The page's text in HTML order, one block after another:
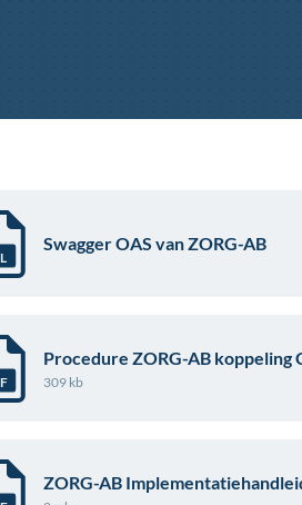
Swagger OAS vanZORG-AB
Procedure ZORG-AB koppeling
309 kb
ZORG-AB